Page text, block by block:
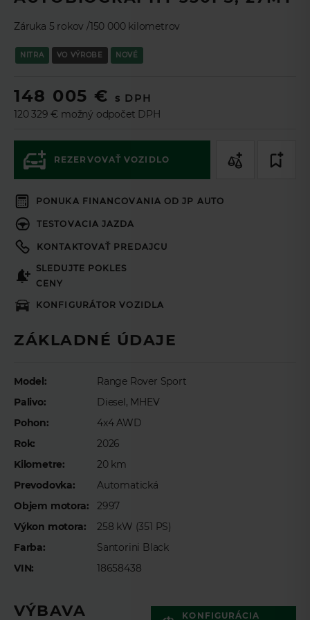
Záruka 5 rokov /150 000 kilometrov
NITRA VO VÝROBE NOVÉ
148 005 €
s DPH
120 329 € možný odpočet DPH
REZERVOVAŤ VOZIDLO
PONUKA FINANCOVANIA OD JP AUTO
TESTOVACIA JAZDA
KONTAKTOVAŤ PREDAJCU
SLEDUJTE POKLES
CENY
KONFIGURÁTOR VOZIDLA
Zaujala Vás táto ponuka? Pomocou Leasingového asistenta TL
si môžete nezáväzne navrhnúť ponuku na mieru a v prípade
záujmu ponuku odoslať na schválenie online.
vyplňte prosím formulár.
Podnikateľ Spotrebiteľ
148 005€
Akontácia
Mesačná splátka *
Priezvisko
E-mail
Preferovaný čas telefonického kontaktu
ZÁKLADNÉ ÚDAJE
Model:
Range Rover Sport
Palivo:
Diesel, MHEV
Pohon:
4x4 AWD
Rok:
2026
Kilometre:
20 km
Prevodovka:
Automatická
Objem motora:
2997
Výkon motora:
258 kW (351 PS)
Farba:
Santorini Black
VIN:
18658438
VÝBAVA
KONFIGURÁCIA